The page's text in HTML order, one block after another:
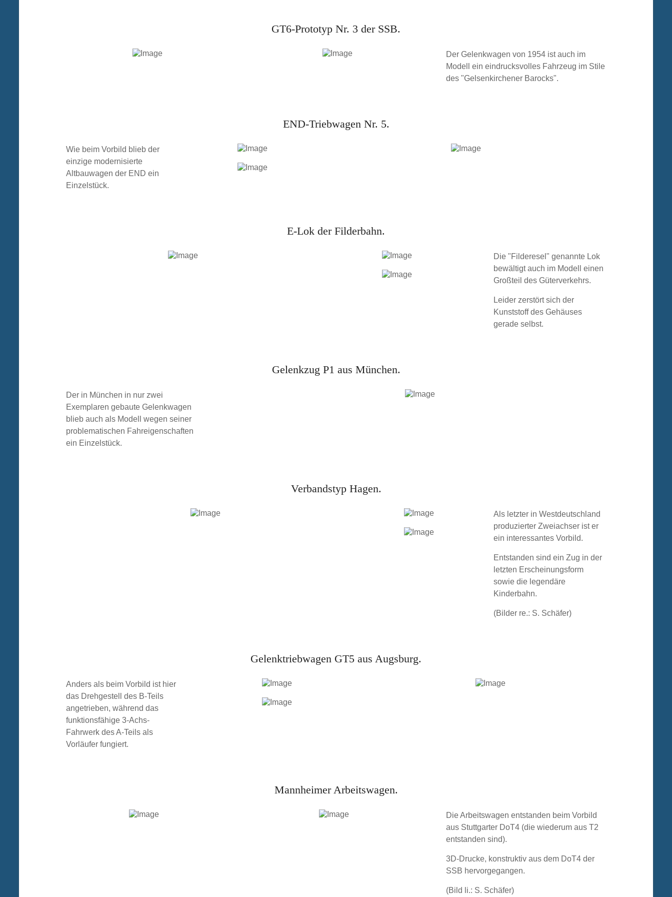
GT6-Prototyp Nr. 3 der SSB.
Der Gelenkwagen von 1954 ist auch im
Modell ein eindrucksvolles Fahrzeug im Stile
des "Gelsenkirchener Barocks".
END-Triebwagen Nr. 5.
Wie beim Vorbild blieb der
einzige modernisierte
Altbauwagen der END ein
Einzelstück.
E-Lok der Filderbahn.
Die "Filderesel" genannte Lok
bewältigt auch im Modell einen
Großteil des Güterverkehrs.
Leider zerstört sich der
Kunststoff des Gehäuses
gerade selbst.
Gelenkzug P1 aus München.
Der in München in nur zwei
Exemplaren gebaute Gelenkwagen
blieb auch als Modell wegen seiner
problematischen Fahreigenschaften
ein Einzelstück.
Verbandstyp Hagen.
Als letzter in Westdeutschland
produzierter Zweiachser ist er
ein interessantes Vorbild.
Entstanden sind ein Zug in der
letzten Erscheinungsform
sowie die legendäre
Kinderbahn.
(Bilder re.: S. Schäfer)
Gelenktriebwagen GT5 aus Augsburg.
Anders als beim Vorbild ist hier
das Drehgestell des B-Teils
angetrieben, während das
funktionsfähige 3-Achs-
Fahrwerk des A-Teils als
Vorläufer fungiert.
Mannheimer Arbeitswagen.
Die Arbeitswagen entstanden beim Vorbild
aus Stuttgarter DoT4 (die wiederum aus T2
entstanden sind).
3D-Drucke, konstruktiv aus dem DoT4 der
SSB hervorgegangen.
(Bild li.: S. Schäfer)